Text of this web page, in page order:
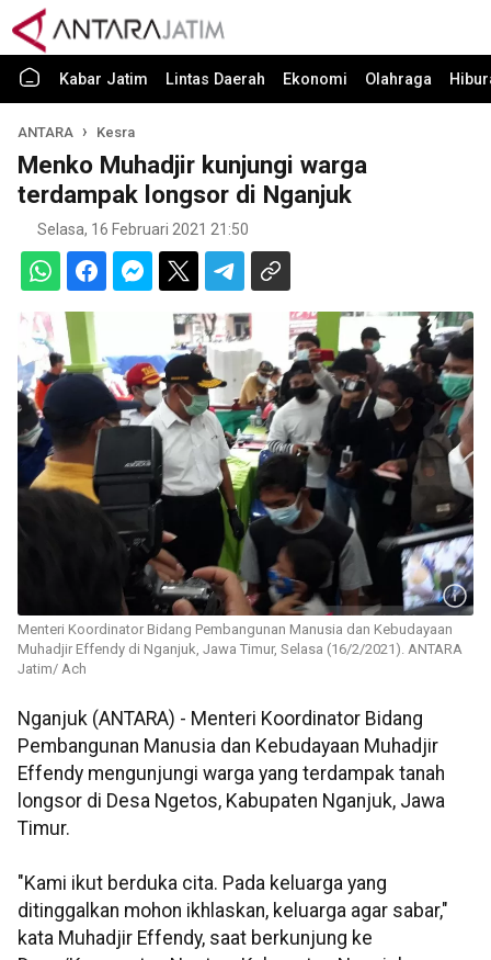
Kabar Jatim Lintas Daerah Ekonomi Olahraga
ANTARA Kesra
Menko Muhadjir kunjungi warga
terdampak longsor di Nganjuk
Selasa, 16 Februari 2021 21:50
Menteri Koordinator Bidang Pembangunan Manusia dan Kebudayaan
Muhadjir Effendy di Nganjuk, Jawa Timur, Selasa (16/2/2021). ANTARA
Jatim/ Ach
Nganjuk (ANTARA) - Menteri Koordinator Bidang
Pembangunan Manusia dan Kebudayaan Muhadjir
Effendy mengunjungi warga yang terdampak tanah
longsor di Desa Ngetos, Kabupaten Nganjuk, Jawa
Timur.
"Kami ikut berduka cita. Pada keluarga yang
ditinggalkan mohon ikhlaskan, keluarga agar sabar,"
kata Muhadjir Effendy, saat berkunjung ke